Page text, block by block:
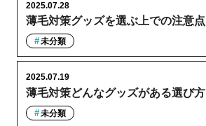
薄毛対策グッズを選ぶ上での注意点
2025.07.28
未分類
薄毛対策どんなグッズがある選び方
2025.07.19
未分類